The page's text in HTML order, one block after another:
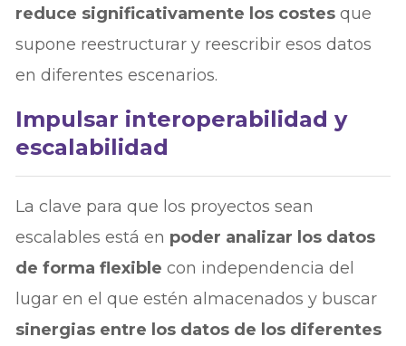
reduce significativamente los costesque
supone reestructurar y reescribir esos datos
en diferentes escenarios.
Impulsar interoperabilidad y
escalabilidad
La clave para que los proyectos sean
escalables está en poder analizar los datos
de forma flexible con independencia del
lugar en el que estén almacenados y buscar
sinergias entre los datos de los diferentes